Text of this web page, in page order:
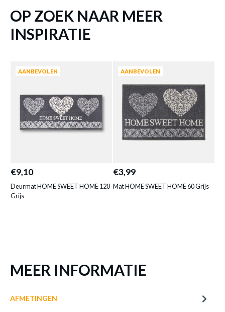
BREEDTE 75 cm
OP ZOEK NAAR MEER
INSPIRATIE
AANBEVOLEN
€9,10
Deurmat HOME SWEET HOME 120
Grijs
AANBEVOLEN
€3,99
Mat HOME SWEET HOME 60 Grijs
MEER INFORMATIE
AFMETINGEN
Deurmat HOME SWEET HOME Rubber
Halve Maanis toegevoegd aan je winkelmandje
€ 12,50
Prijs per stuk, incl. btw en excl. verzendkosten